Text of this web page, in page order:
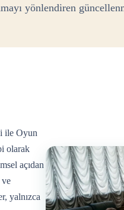
yönlendiren
ile Oyun
olarak
açıdan
ve
yalnızca